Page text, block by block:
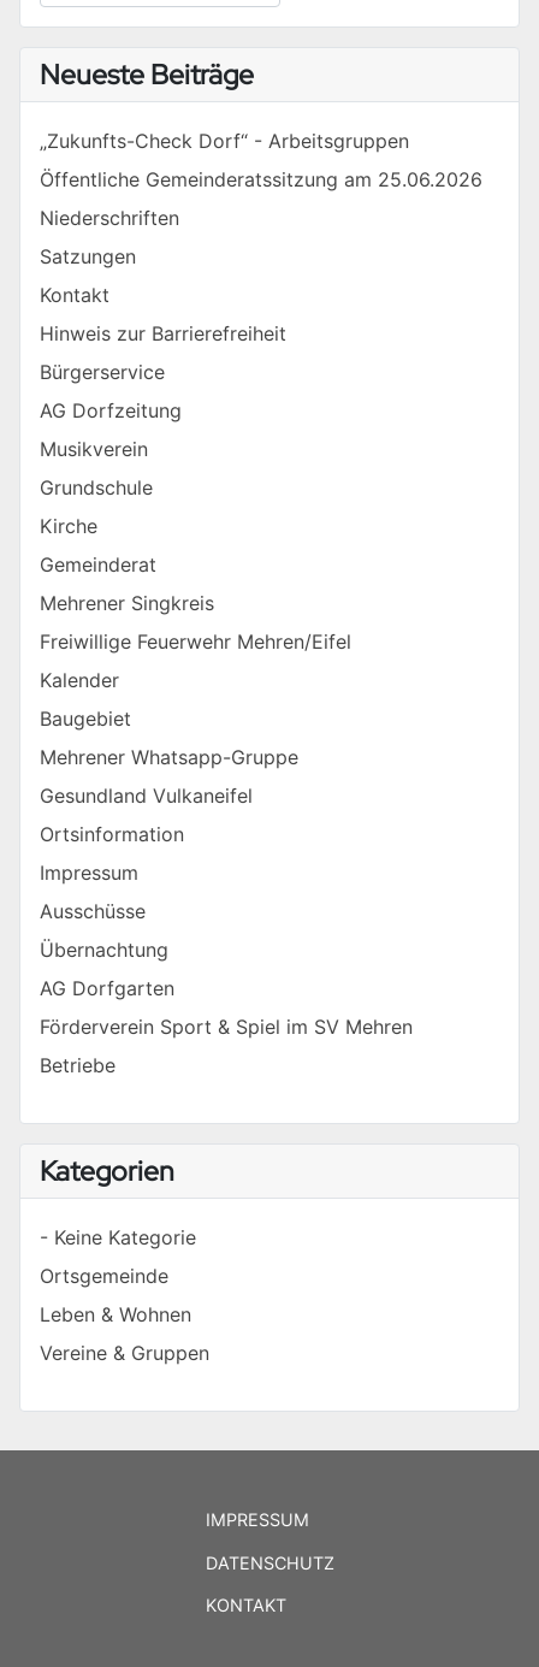
Type 2 or more characters for results.
Neueste Beiträge
„Zukunfts-Check Dorf“ - Arbeitsgruppen
Öffentliche Gemeinderatssitzung am 25.06.2026
Niederschriften
Satzungen
Kontakt
Hinweis zur Barrierefreiheit
Bürgerservice
AG Dorfzeitung
Musikverein
Grundschule
Kirche
Gemeinderat
Mehrener Singkreis
Freiwillige Feuerwehr Mehren/Eifel
Kalender
Baugebiet
Mehrener Whatsapp-Gruppe
Gesundland Vulkaneifel
Ortsinformation
Impressum
Ausschüsse
Übernachtung
AG Dorfgarten
Förderverein Sport & Spiel im SV Mehren
Betriebe
Kategorien
- Keine Kategorie
Ortsgemeinde
Leben & Wohnen
Vereine & Gruppen
IMPRESSUM
DATENSCHUTZ
KONTAKT